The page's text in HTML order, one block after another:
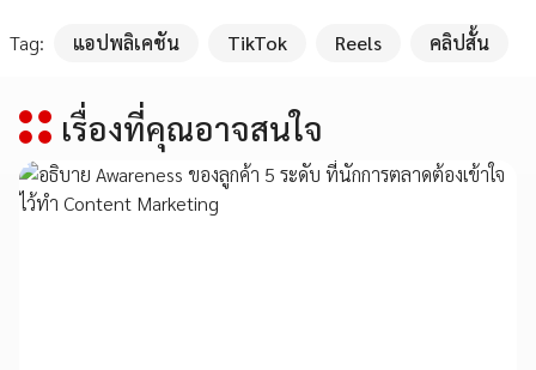
Tag: แอปพลิเคชัน TikTok Reels คลิปสั้น
เรื่องที่คุณอาจสนใจ